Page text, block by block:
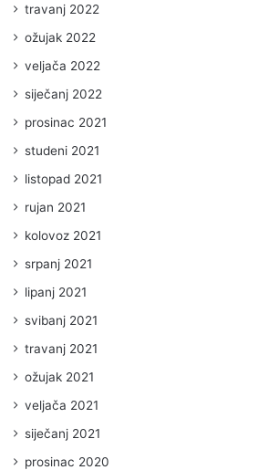
travanj 2022
ožujak 2022
veljača 2022
siječanj 2022
prosinac 2021
studeni 2021
listopad 2021
rujan 2021
kolovoz 2021
srpanj 2021
lipanj 2021
svibanj 2021
travanj 2021
ožujak 2021
veljača 2021
siječanj 2021
prosinac 2020